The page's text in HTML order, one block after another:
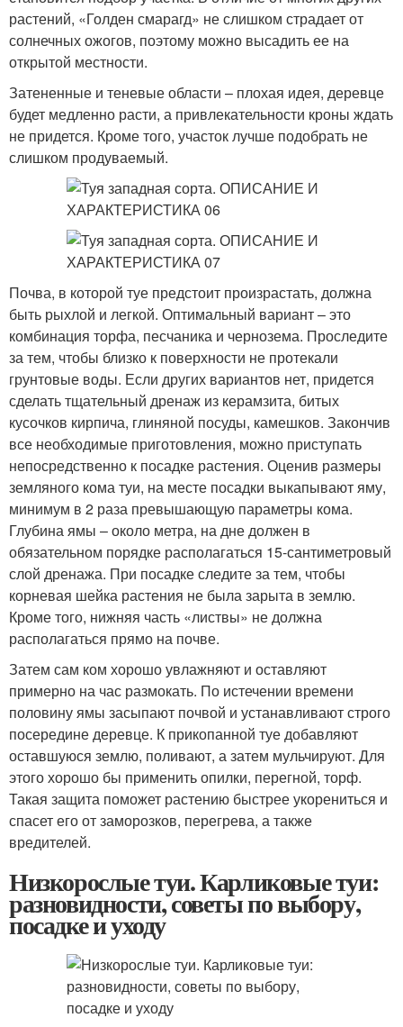
растений, «Голден смарагд» не слишком страдает от
солнечных ожогов, поэтому можно высадить ее на
открытой местности.
Затененные и теневые области – плохая идея, деревце
будет медленно расти, а привлекательности кроны ждать
не придется. Кроме того, участок лучше подобрать не
слишком продуваемый.
Почва, в которой туе предстоит произрастать, должна
быть рыхлой и легкой. Оптимальный вариант – это
комбинация торфа, песчаника и чернозема. Проследите
за тем, чтобы близко к поверхности не протекали
грунтовые воды. Если других вариантов нет, придется
сделать тщательный дренаж из керамзита, битых
кусочков кирпича, глиняной посуды, камешков. Закончив
все необходимые приготовления, можно приступать
непосредственно к посадке растения. Оценив размеры
земляного кома туи, на месте посадки выкапывают яму,
минимум в 2 раза превышающую параметры кома.
Глубина ямы – около метра, на дне должен в
обязательном порядке располагаться 15-сантиметровый
слой дренажа. При посадке следите за тем, чтобы
корневая шейка растения не была зарыта в землю.
Кроме того, нижняя часть «листвы» не должна
располагаться прямо на почве.
Затем сам ком хорошо увлажняют и оставляют
примерно на час размокать. По истечении времени
половину ямы засыпают почвой и устанавливают строго
посередине деревце. К прикопанной туе добавляют
оставшуюся землю, поливают, а затем мульчируют. Для
этого хорошо бы применить опилки, перегной, торф.
Такая защита поможет растению быстрее укорениться и
спасет его от заморозков, перегрева, а также
вредителей.
Низкорослые туи. Карликовые туи:
разновидности, советы по выбору,
посадке и уходу